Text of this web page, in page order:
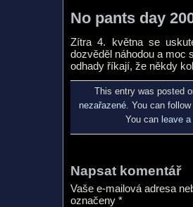
No pants day
Zítra 4. května se
dozvěděl náhodou a moc
odhady říkají, že někdy
This entry was posted
nezařazené. You can
You can leave
Napsat komentář
Vaše e-mailová adresa
označeny *